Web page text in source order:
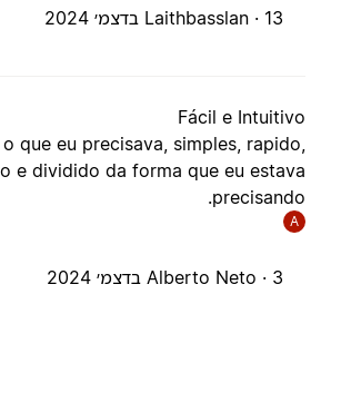
Laithbasslan ·
Fácil e
o que eu precisava, simples,
e dividido da forma que eu
Alberto Neto ·